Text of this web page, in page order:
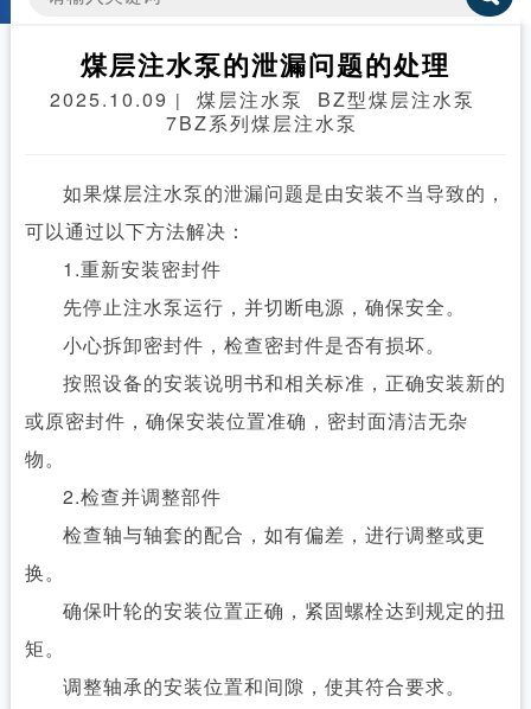
煤层注水泵的泄漏问题的处理
2025.10.09 | 煤层注水泵
BZ型煤层注水泵
7BZ系列煤层注水泵
如果煤层注水泵的泄漏问题是由安装不当导致的，
可以通过以下方法解决：
1.重新安装密封件
先停止注水泵运行，并切断电源，确保安全。
小心拆卸密封件，检查密封件是否有损坏。
按照设备的安装说明书和相关标准，正确安装新的
或原密封件，确保安装位置准确，密封面清洁无杂
物。
2.检查并调整部件
检查轴与轴套的配合，如有偏差，进行调整或更
换。
确保叶轮的安装位置正确，紧固螺栓达到规定的扭
矩。
调整轴承的安装位置和间隙，使其符合要求。